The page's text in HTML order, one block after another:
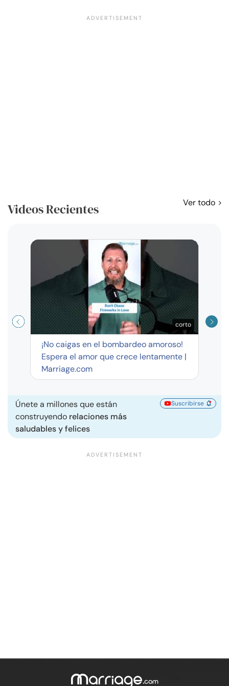
Videos Recientes Ver todo
corto
¡No caigas en el bombardeo amoroso!
Espera el amor que crece lentamente |
Marriage.com
Únete a millones que están
construyendo relaciones más
saludables y felices
Suscribirse